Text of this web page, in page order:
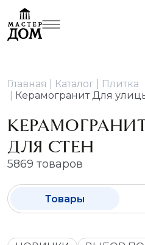
Главная Каталог
Плитка
Керамогранит Для
ДЛЯ СТЕН
5869 товаров
Товары